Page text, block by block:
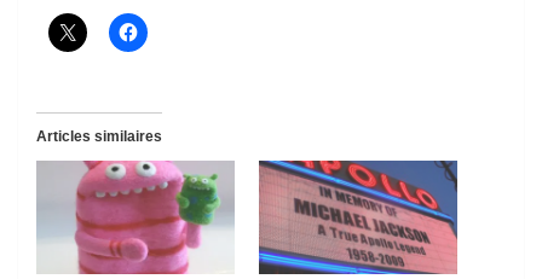
Articles similaires